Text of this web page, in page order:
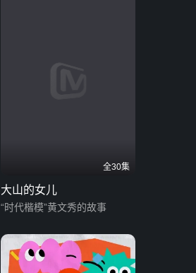
全30集
大山的女儿
“时代楷模”黄文秀的故事